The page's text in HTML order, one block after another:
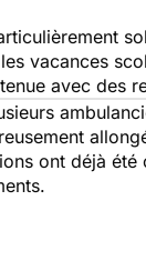
vacances
avec des
ont déjà